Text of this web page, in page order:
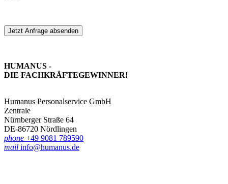
Jetzt Anfrage absenden
HUMANUS -
DIE FACHKRÄFTE­GEWINNER!
Humanus Personalservice GmbH
Zentrale
Nürnberger Straße 64
DE-86720 Nördlingen
phone +49 9081 789590
mail info@humanus.de